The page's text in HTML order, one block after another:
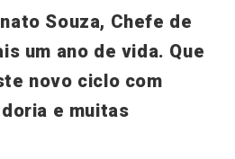
Souza, Chefe de
um ano de vida. Que
novo ciclo com
e muitas